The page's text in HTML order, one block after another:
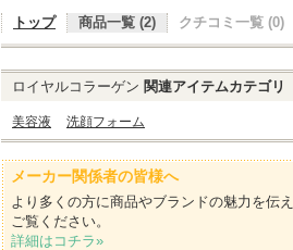
トップ 商品一覧 (2) クチコミ一覧 (0)
ロイヤルコラーゲン 関連アイテムカテゴリ
美容液 洗顔フォーム
メーカー関係者の皆様へ
より多くの方に商品やブランドの魅力を伝
ご覧ください。
詳細はコチラ»